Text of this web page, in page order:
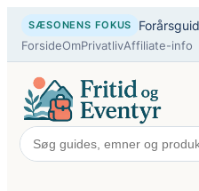
indhold
SÆSONENS FOKUS
ForsideOmPrivatlivAffiliate-info